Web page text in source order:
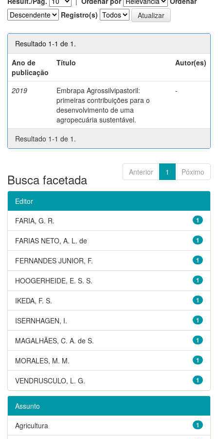
Registro(s)
Resultado 1-1 de 1.
Ano de
publicação
Título Autor(es)
2019
Embrapa Agrossilvipastoril:
primeiras contribuições para o
desenvolvimento de uma
agropecuária sustentável.
-
Resultado 1-1 de 1.
Anterior 1 Póximo
Busca facetada
Editor
1
FARIA, G. R.
1
FARIAS NETO, A. L. de
1
FERNANDES JUNIOR, F.
1
HOOGERHEIDE, E. S. S.
1
IKEDA, F. S.
1
ISERNHAGEN, I.
1
MAGALHÃES, C. A. de S.
1
MORALES, M. M.
1
VENDRUSCULO, L. G.
Assunto
1
Agricultura